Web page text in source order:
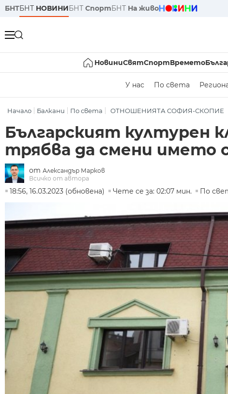
БНТБНТ НОВИНИБНТ СпортБНТ На живо
НовиниСвятСпортВремето
У нас По света
Начало Балкани По света ОТНОШЕНИЯТА СОФИЯ-СКОПИЕ
Българският културен
трябва да смени името
от Александър Марков
Всичко от автора
18:56, 16.03.2023 (обновена)
Чете се за: 02:07 мин. По